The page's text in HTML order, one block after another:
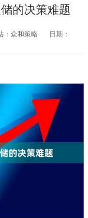
的决策难题
：众和策略
日期：